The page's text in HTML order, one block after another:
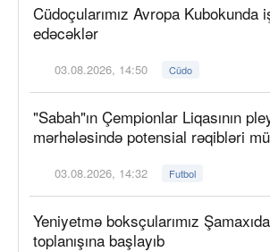
Cüdoçularımız Avropa Kubokunda
edəcəklər
03.08.2026, 14:50 Cüdo
"Sabah"ın Çempionlar Liqasının
mərhələsində potensial rəqibləri
03.08.2026, 14:32 Futbol
Yeniyetmə boksçularımız
toplanışına başlayıb